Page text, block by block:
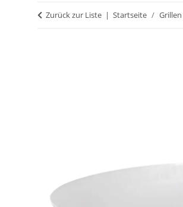
Zurück zur Liste Startseite Grillen